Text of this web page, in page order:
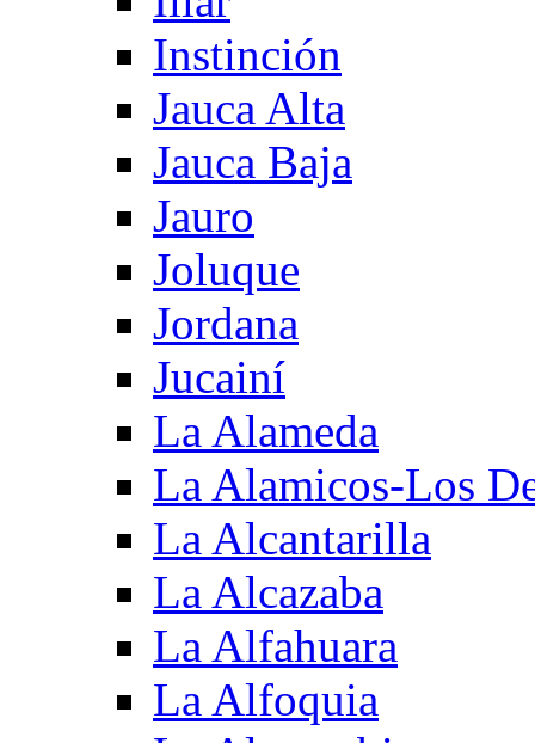
Instinción
Jauca Alta
Jauca Baja
Jauro
Joluque
Jordana
Jucainí
La Alameda
La Alamicos-Los
La Alcantarilla
La Alcazaba
La Alfahuara
La Alfoquia